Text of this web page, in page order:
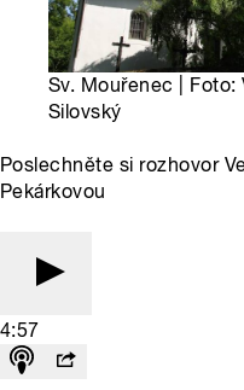
Sv. Mouřenec | Foto:
Silovský
Poslechněte si rozhovor
Pekárkovou
4:57